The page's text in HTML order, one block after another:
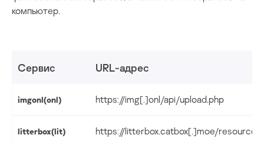
компьютер.
Сервис URL-адрес
imgonl(onl) https://img[.]onl/api/upload.php
litterbox(lit) https://litterbox.catbox[.]moe/